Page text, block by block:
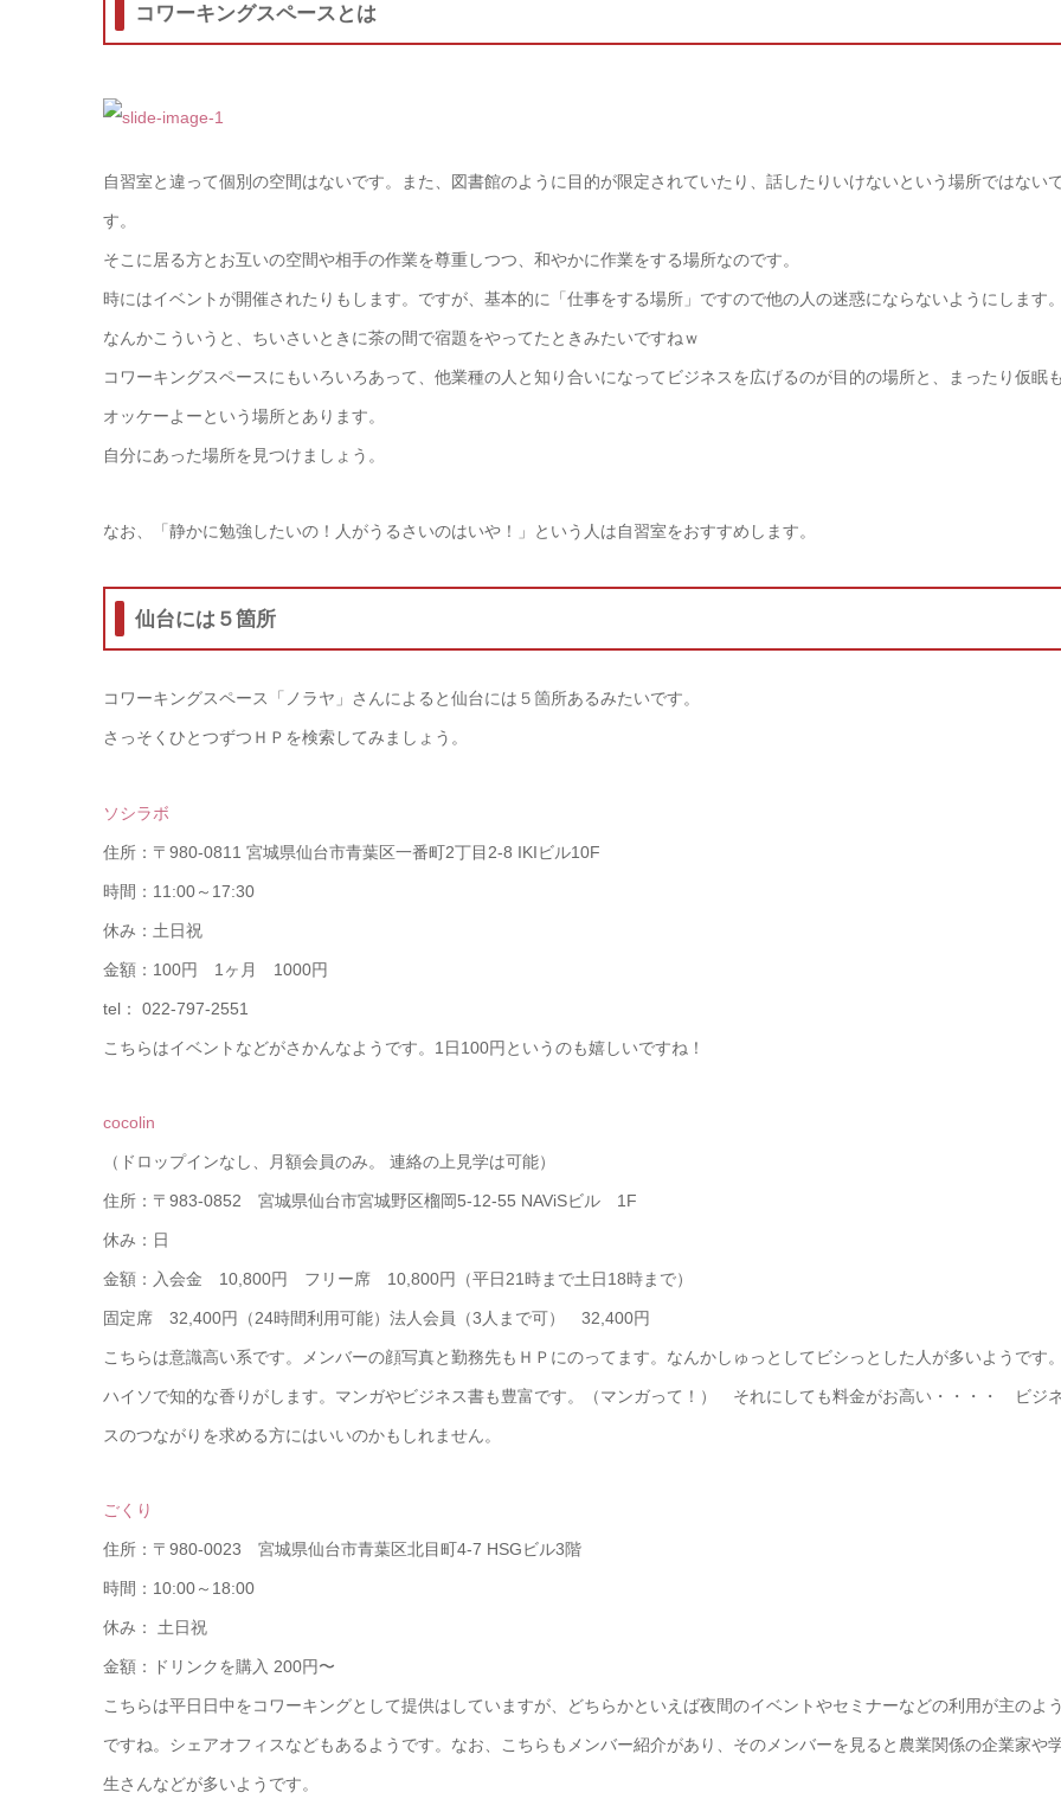
コワーキングスペースとは
自習室と違って個別の空間はないです。また、図書館のように目的が限定されていたり、話したりいけないという場所ではない
す。
そこに居る方とお互いの空間や相手の作業を尊重しつつ、和やかに作業をする場所なのです。
時にはイベントが開催されたりもします。ですが、基本的に「仕事をする場所」ですので他の人の迷惑にならないようにします。
なんかこういうと、ちいさいときに茶の間で宿題をやってたときみたいですねｗ
コワーキングスペースにもいろいろあって、他業種の人と知り合いになってビジネスを広げるのが目的の場所と、まったり仮眠も
オッケーよーという場所とあります。
自分にあった場所を見つけましょう。
なお、「静かに勉強したいの！人がうるさいのはいや！」という人は自習室をおすすめします。
仙台には５箇所
コワーキングスペース「ノラヤ」さんによると仙台には５箇所あるみたいです。
さっそくひとつずつＨＰを検索してみましょう。
ソシラボ
住所：〒980-0811 宮城県仙台市青葉区一番町2丁目2-8 IKIビル10F
時間：11:00～17:30
休み：土日祝
金額：100円 1ヶ月 1000円
tel： 022-797-2551
こちらはイベントなどがさかんなようです。1日100円というのも嬉しいですね！
cocolin
（ドロップインなし、月額会員のみ。 連絡の上見学は可能）
住所：〒983-0852 宮城県仙台市宮城野区榴岡5-12-55 NAViSビル 1F
休み：日
金額：入会金 10,800円 フリー席 10,800円（平日21時まで土日18時まで）
固定席 32,400円（24時間利用可能）法人会員（3人まで可） 32,400円
こちらは意識高い系です。メンバーの顔写真と勤務先もＨＰにのってます。なんかしゅっとしてビシっとした人が多いようです。
ハイソで知的な香りがします。マンガやビジネス書も豊富です。（マンガって！） それにしても料金がお高い・・・・ ビジ
スのつながりを求める方にはいいのかもしれません。
ごくり
住所：〒980-0023 宮城県仙台市青葉区北目町4-7 HSGビル3階
時間：10:00～18:00
休み： 土日祝
金額：ドリンクを購入 200円〜
こちらは平日日中をコワーキングとして提供はしていますが、どちらかといえば夜間のイベントやセミナーなどの利用が主のよう
ですね。シェアオフィスなどもあるようです。なお、こちらもメンバー紹介があり、そのメンバーを見ると農業関係の企業家や
生さんなどが多いようです。